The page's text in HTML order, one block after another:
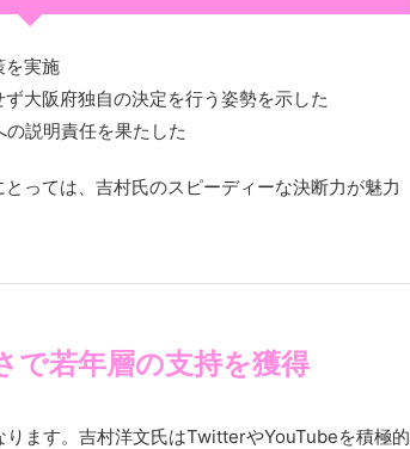
を実施
大阪府独自の決定を行う姿勢を示した
の説明責任を果たした
っては、吉村氏のスピーディーな決断力が魅力
で若年層の支持を獲得
ます。吉村洋文氏はTwitterやYouTubeを積極的